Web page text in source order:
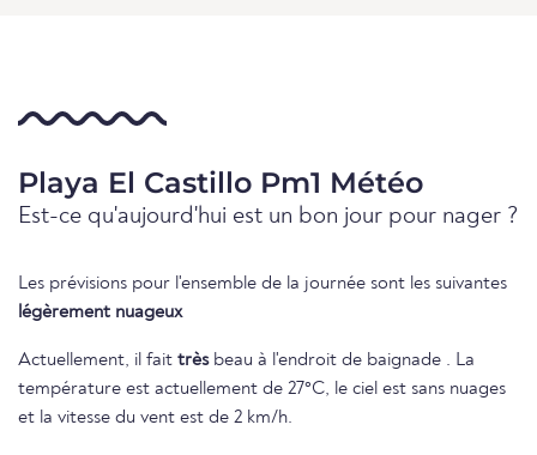
Playa El Castillo Pm1 Météo
Est-ce qu'aujourd'hui est un bon jour pour nager ?
Les prévisions pour l'ensemble de la journée sont les suivantes
légèrement nuageux
Actuellement, il fait trèsbeau à l'endroit de baignade . La
température est actuellement de 27°C, le ciel est sans nuages
et la vitesse du vent est de 2 km/h.